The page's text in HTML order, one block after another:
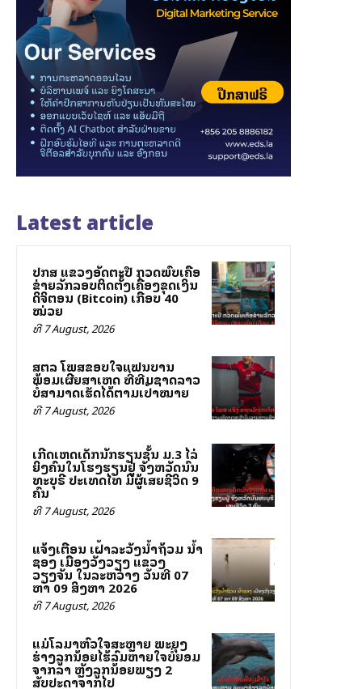
Latest article
ປກສ ແຂວງອັດຕະປື ກວດພົບເຄືອ
ຂ່າຍລັກລອບຕິດຕັ້ງເຄື່ອງຂຸດເງິນ
ດິຈິຕອນ (Bitcoin) ເກືອບ 40
ໝ່ວຍ
ທີ 7 August, 2026
ສຕລ ໂພສຂອບໃຈແຟນບານ
ພ້ອມເຜີຍສາເຫດ ທີ່ທີມຊາດລາວ
ບໍ່ສາມາດເຮັດໄດ້ຕາມເປົ້າໝາຍ
ທີ 7 August, 2026
ເກີດເຫດເດັກນັກຮຽນຊັ້ນ ມ.3 ໄລ່
ຍິງຄົນໃນໂຮງຮຽນຢູ່ ຈັງຫວັດນົນ
ທະບຸຣີ ປະເທດໄທ ມີຜູ້ເສຍຊີວິດ 9
ຄົນ
ທີ 7 August, 2026
ແຈ້ງເຕືອນ ເຝົ້າລະວັງນ້ຳຖ້ວມ ນ້ຳ
ຊອງ ເມືອງວັງວຽງ ແຂວງ
ວຽງຈັນ ໃນລະຫວ່າງ ວັນທີ 07
ຫາ 09 ສິງຫາ 2026
ທີ 7 August, 2026
ແມ່ໂລມາຫົວໃຈສະຫຼາຍ ພະຍຸງ
ຮ່າງລູກນ້ອຍໄຮ້ລົມຫາຍໃຈບໍ່ຍອມ
ຈາກລາ ຫຼັງລູກນ້ອຍພຽງ 2
ສັບປະດາຈາກໄປ